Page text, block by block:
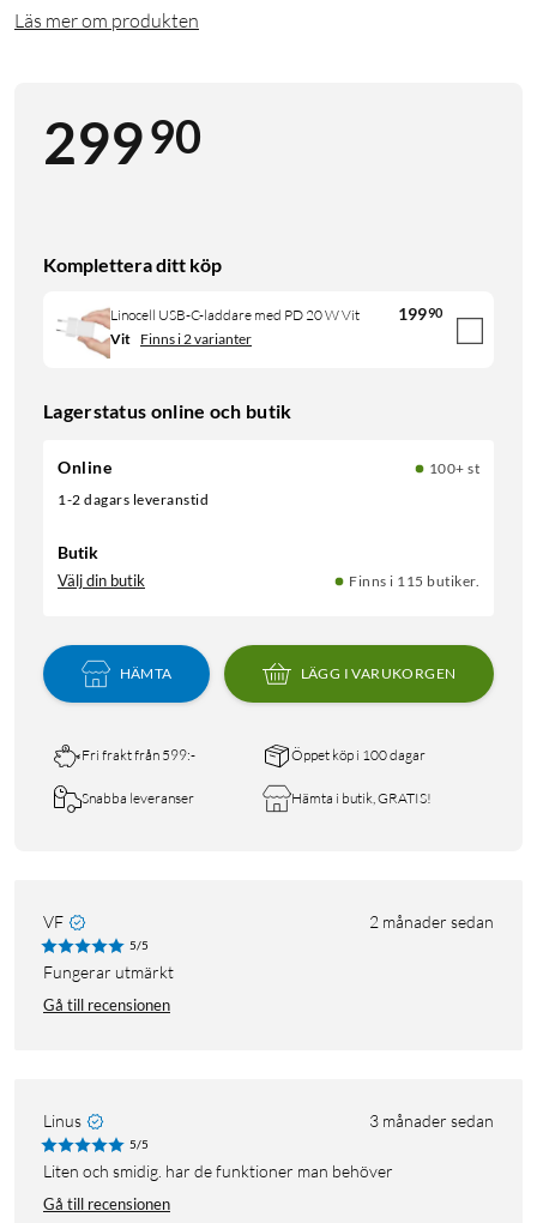
Läs mer om produkten
29990
Komplettera ditt köp
Linocell USB-C-laddare med PD 20 W Vit 19990
Vit Finns i 2 varianter
Lagerstatus online och butik
Online
100+ st
1-2 dagars leveranstid
Butik
Välj din butik Finns i 115 butiker.
HÄMTA LÄGG I VARUKORGEN
Fri frakt från 599:- Öppet köp i 100 dagar
Snabba leveranser Hämta i butik, GRATIS!
VF 2 månader sedan
5/5
fungerar utmärkt
Gå till recensionen
Linus 3 månader sedan
5/5
Liten och smidig. har de funktioner man behöver
Gå till recensionen